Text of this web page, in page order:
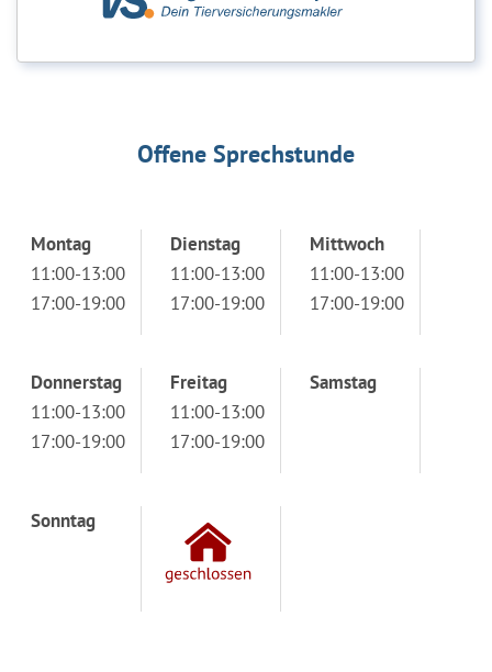
Offene Sprechstunde
Montag
11:00-13:00
17:00-19:00
Dienstag
11:00-13:00
17:00-19:00
Mittwoch
11:00-13:00
17:00-19:00
Donnerstag
11:00-13:00
17:00-19:00
Freitag
11:00-13:00
17:00-19:00
Samstag
Sonntag